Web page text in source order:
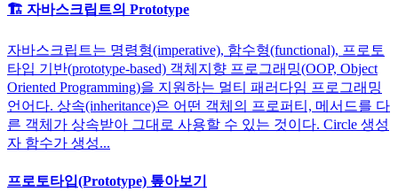
🏗️ 자바스크립트의 Prototype
자바스크립트는 명령형(imperative), 함수형(functional), 프로토
타입 기반(prototype-based) 객체지향 프로그래밍(OOP, Object
Oriented Programming)을 지원하는 멀티 패러다임 프로그래밍
언어다. 상속(inheritance)은 어떤 객체의 프로퍼티, 메서드를 다
른 객체가 상속받아 그대로 사용할 수 있는 것이다. Circle 생성
자 함수가 생성...
프로토타입(Prototype) 톺아보기